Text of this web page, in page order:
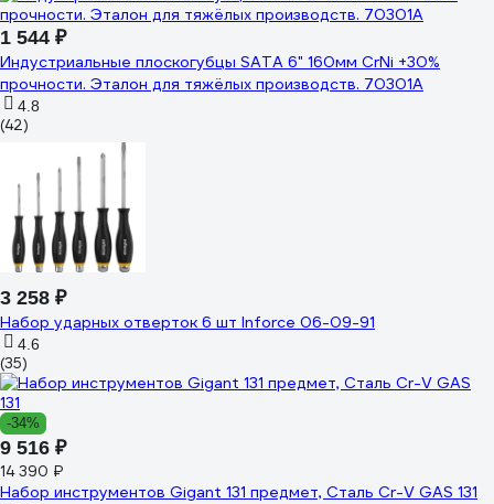
1 544 ₽
Индустриальные плоскогубцы SATA 6" 160мм CrNi +30%
прочности. Эталон для тяжёлых производств. 70301A
4.8
(42)
3 258 ₽
Набор ударных отверток 6 шт Inforce 06-09-91
4.6
(35)
-34%
9 516 ₽
14 390 ₽
Набор инструментов Gigant 131 предмет, Сталь Cr-V GAS 131